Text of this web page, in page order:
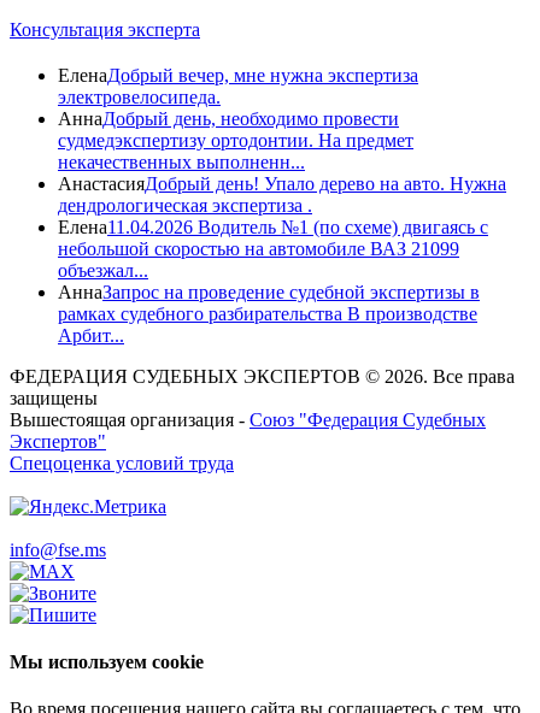
Консультация эксперта
ЕленаДобрый вечер, мне нужна экспертиза
электровелосипеда.
АннаДобрый день, необходимо провести
судмедэкспертизу ортодонтии. На предмет
некачественных выполненн...
АнастасияДобрый день! Упало дерево на авто. Нужна
дендрологическая экспертиза .
Елена11.04.2026 Водитель №1 (по схеме) двигаясь с
небольшой скоростью на автомобиле ВАЗ 21099
объезжал...
АннаЗапрос на проведение судебной экспертизы в
рамках судебного разбирательства В производстве
Арбит...
ФЕДЕРАЦИЯ СУДЕБНЫХ ЭКСПЕРТОВ © 2026. Все права
защищены
Вышестоящая организация - Союз "Федерация Судебных
Экспертов"
Спецоценка условий труда
info@fse.ms
Мы используем cookie
Во время посещения нашего сайта вы соглашаетесь с тем, что